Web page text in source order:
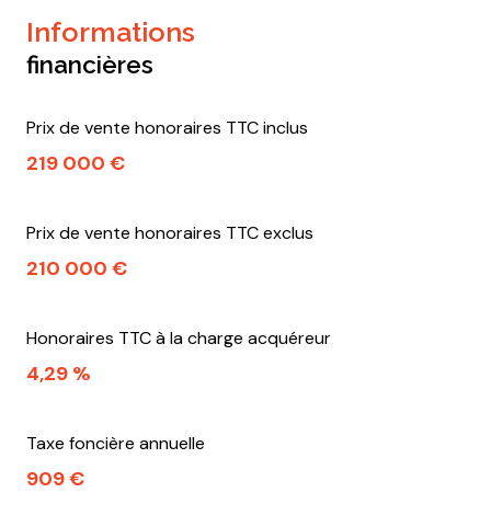
informations
financières
Prix de vente honoraires TTC inclus
219 000 €
Prix de vente honoraires TTC exclus
210 000 €
Honoraires TTC à la charge acquéreur
4,29 %
Taxe foncière annuelle
909 €